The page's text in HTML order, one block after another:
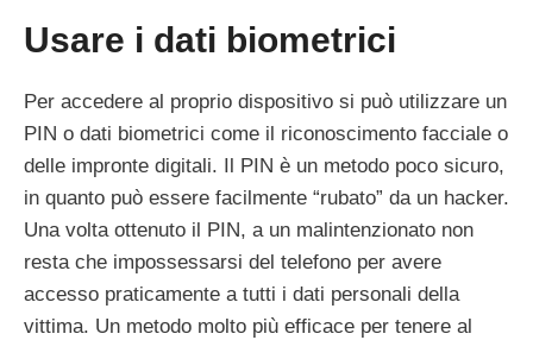
Usare i dati biometrici
Per accedere al proprio dispositivo si può utilizzare un
PIN o dati biometrici come il riconoscimento facciale o
delle impronte digitali. Il PIN è un metodo poco sicuro,
in quanto può essere facilmente “rubato” da un hacker.
Una volta ottenuto il PIN, a un malintenzionato non
resta che impossessarsi del telefono per avere
accesso praticamente a tutti i dati personali della
vittima. Un metodo molto più efficace per tenere al